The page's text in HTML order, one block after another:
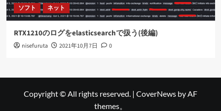
ソフト ネット
RTX1210のログをelasticsearchで扱う(後編)
nisefuruta 2021年10月7日 0
Copyright © All rights reserved. | CoverNews by AF
themes。